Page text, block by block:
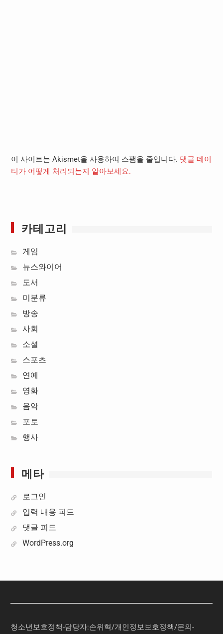
이 사이트는 Akismet을 사용하여 스팸을 줄입니다. 댓글 데이
터가 어떻게 처리되는지 알아보세요.
카테고리
게임
뉴스와이어
도서
미분류
방송
사회
소셜
스포츠
연예
영화
음악
포토
행사
메타
로그인
입력 내용 피드
댓글 피드
WordPress.org
청소년보호정책-담당자:손위혁/개인정보보호정책/문의-